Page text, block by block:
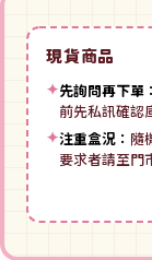
現貨商品
✦先詢問再下單：
前先私訊確認
✦注重盒況： 隨
要求者請至門